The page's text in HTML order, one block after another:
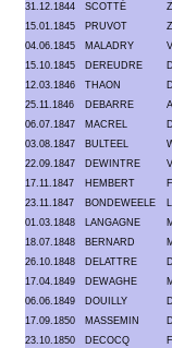
31.12.1844
SCOTTÉ
15.01.1845
PRUVOT
04.06.1845
MALADRY
15.10.1845
DEREUDRE
12.03.1846
THAON
25.11.1846 DEBARRE
06.07.1847
MACREL
03.08.1847 BULTEEL
22.09.1847
DEWINTRE
17.11.1847
HEMBERT
23.11.1847
BONDEWEELE
01.03.1848
LANGAGNE
18.07.1848
BERNARD
26.10.1848
DELATTRE
17.04.1849
DEWAGHE
06.06.1849
DOUILLY
17.09.1850
MASSEMIN
23.10.1850
DECOCQ